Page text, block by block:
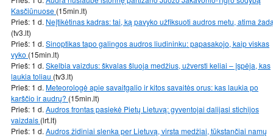
Kasčiūnuose (15min.lt)
Prieš: 1 d. Neįtikėtinas kadras: tai, ką pavyko užfiksuoti audros metu, atima
(tv3.lt)
Prieš: 1 d. Sinoptikas tapo galingos audros liudininku: papasakojo, kaip viskas
vyko (15min.lt)
Prieš: 1 d. Skelbia vaizdus: škvalas šluoja medžius, užversti keliai – įspėja, kas
laukia toliau (tv3.lt)
Prieš: 1 d. Meteorologė apie savaitgalio ir kitos savaitės orus: kas laukia po
karščio ir audrų? (15min.lt)
Prieš: 1 d. Audros frontas pasiekė Pietų Lietuvą: gyventojai dalijasi stichijos
vaizdais (lrt.lt)
Prieš: 1 d. Audros židiniai slenka per Lietuvą, virsta medžiai, tūkstančiai namų